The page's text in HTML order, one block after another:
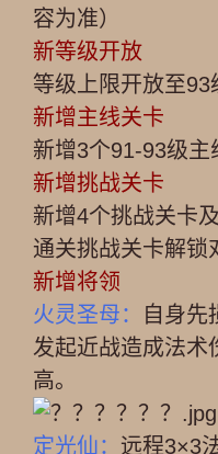
容为准）
新等级开放
等级上限开放至93
新增主线关卡
新增3个91-93级主
新增挑战关卡
新增4个挑战关卡
通关挑战关卡解锁
新增将领
火灵圣母：
自身先
发起近战造成法术
高。
定光仙： 远程3×3